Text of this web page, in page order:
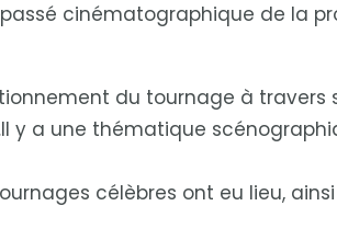
cinématographique de la
du tournage à travers
y a une thématique
célèbres ont eu lieu,